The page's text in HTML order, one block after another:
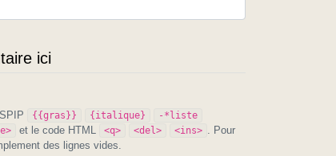
ici
{{gras}} {italique}
-*liste
et le code HTML <q> <del> <ins>
. Pour
des lignes vides.